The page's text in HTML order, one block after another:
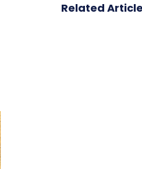
Related